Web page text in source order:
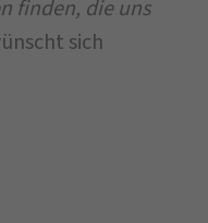
finden, die uns
sich